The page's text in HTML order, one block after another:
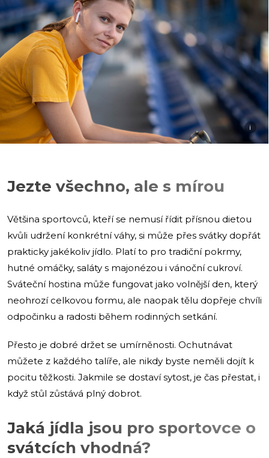
i
Jezte všechno, ale s mírou
Většina sportovců, kteří se nemusí řídit přísnou dietou
kvůli udržení konkrétní váhy, si může přes svátky dopřát
prakticky jakékoliv jídlo. Platí to pro tradiční pokrmy,
hutné omáčky, saláty s majonézou i vánoční cukroví.
Sváteční hostina může fungovat jako volnější den, který
neohrozí celkovou formu, ale naopak tělu dopřeje chvíli
odpočinku a radosti během rodinných setkání.
Přesto je dobré držet se umírněnosti. Ochutnávat
můžete z každého talíře, ale nikdy byste neměli dojít k
pocitu těžkosti. Jakmile se dostaví sytost, je čas přestat, i
když stůl zůstává plný dobrot.
Jaká jídla jsou pro sportovce o
svátcích vhodná?